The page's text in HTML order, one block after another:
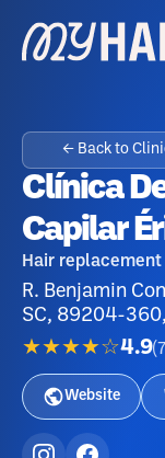
← Back to
Clínica
Capilar
Hair
R. Benjamin
SC, 89204-
★★★★☆4.9(
Website